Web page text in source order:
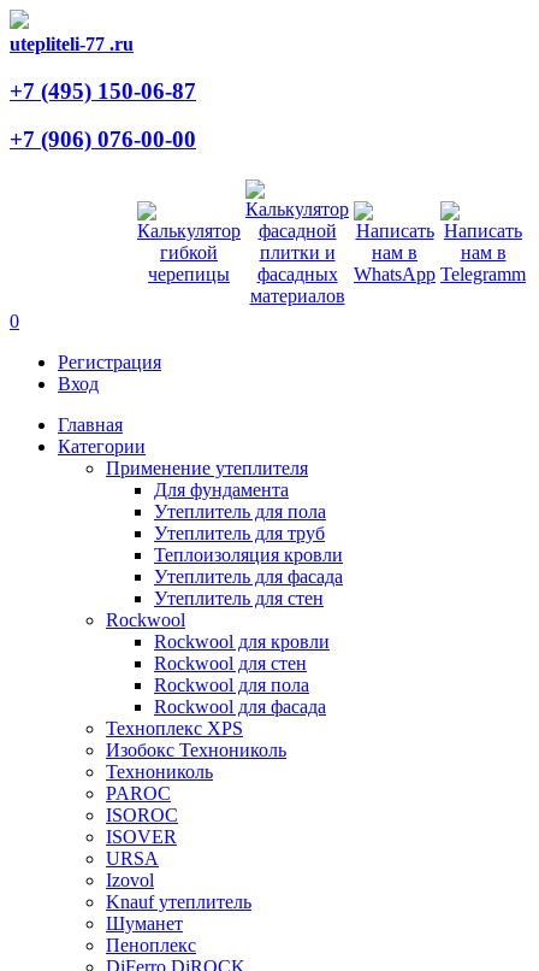
utepliteli-77 .ru
+7 (495) 150-06-87
+7 (906) 076-00-00
0
Регистрация
Вход
Главная
Категории
Применение утеплителя
Для фундамента
Утеплитель для пола
Утеплитель для труб
Теплоизоляция кровли
Утеплитель для фасада
Утеплитель для стен
Rockwool
Rockwool для кровли
Rockwool для стен
Rockwool для пола
Rockwool для фасада
Техноплекс XPS
Изобокс Технониколь
Технониколь
PAROC
ISOROC
ISOVER
URSA
Izovol
Knauf утеплитель
Шуманет
Пеноплекс